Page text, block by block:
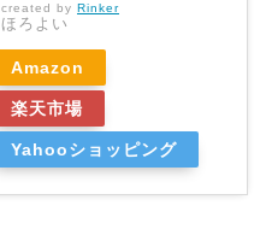
created by Rinker
ほろよい
Amazon
楽天市場
Yahooショッピング